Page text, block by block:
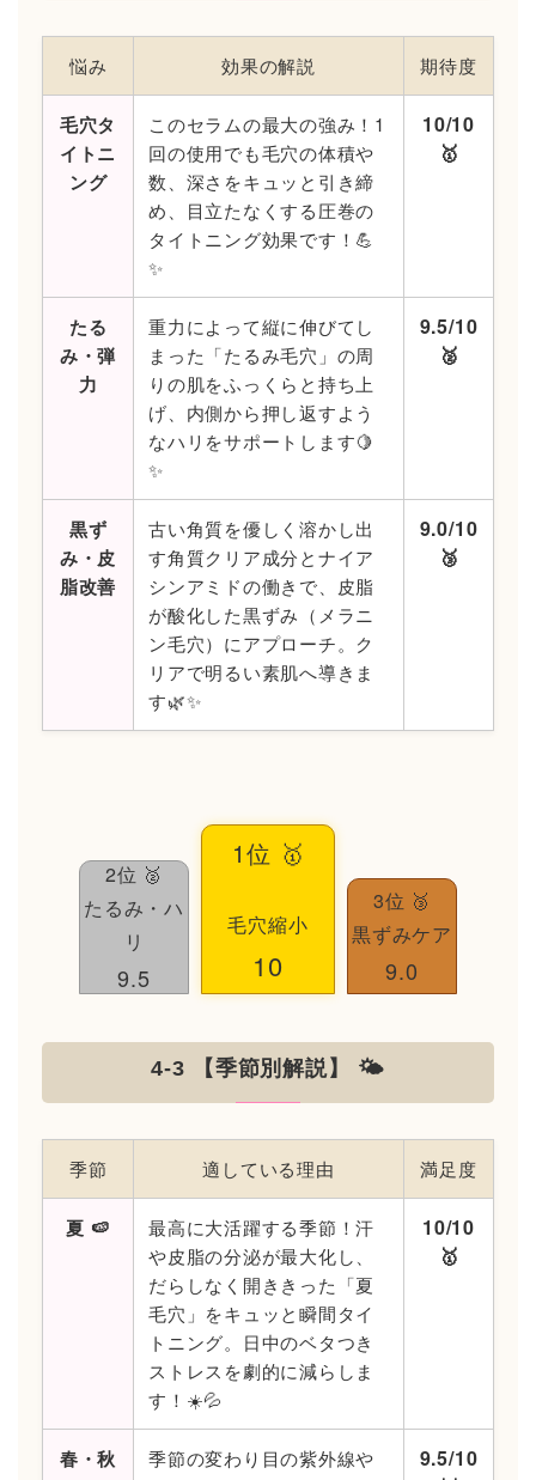
悩み 効果の解説 期待度
毛穴タ
イトニ
ング
このセラムの最大の強み！1
回の使用でも毛穴の体積や
数、深さをキュッと引き締
め、目立たなくする圧巻の
タイトニング効果です！💪
✨
10/10
🥇
たる
み・弾
力
重力によって縦に伸びてし
まった「たるみ毛穴」の周
りの肌をふっくらと持ち上
げ、内側から押し返すよう
なハリをサポートします🍋
✨
9.5/10
🥈
黒ず
み・皮
脂改善
古い角質を優しく溶かし出
す角質クリア成分とナイア
シンアミドの働きで、皮脂
が酸化した黒ずみ（メラニ
ン毛穴）にアプローチ。ク
リアで明るい素肌へ導きま
す🌿✨
9.0/10
🥉
2位 🥈
たるみ・ハ
リ
9.5
1位 🥇
毛穴縮小
10
3位 🥉
黒ずみケア
9.0
4-3 【季節別解説】 🌤️
季節 適している理由 満足度
夏 🍉
最高に大活躍する季節！汗
や皮脂の分泌が最大化し、
だらしなく開ききった「夏
毛穴」をキュッと瞬間タイ
トニング。日中のベタつき
ストレスを劇的に減らしま
す！☀️💦
10/10
🥇
春・秋
季節の変わり目の紫外線や
9.5/10